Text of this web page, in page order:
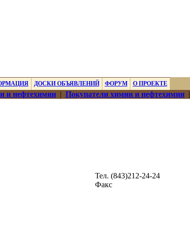
ДОСКИ ОБЪЯВЛЕНИЙ ФОРУМ О ПРОЕКТЕ
и нефтехимии| Покупатели химии и нефтехимии|
Тел. (843)212-24-24
Факс